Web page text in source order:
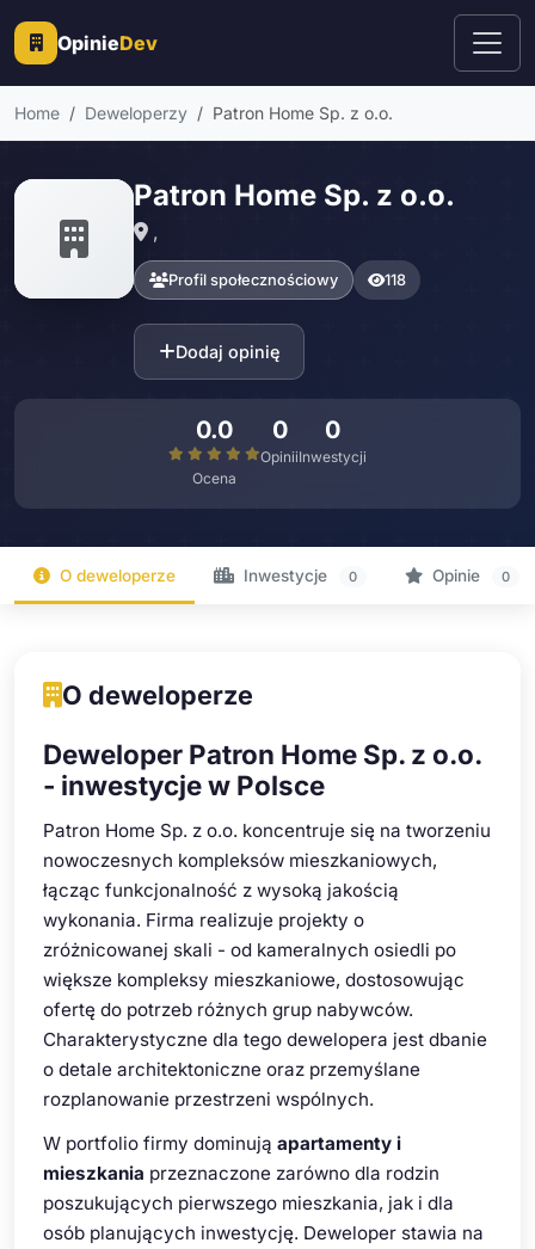
OpinieDev
Home Deweloperzy Patron Home Sp. z o.o.
Patron Home Sp. z o.o.
,
Profil społecznościowy 118
Dodaj opinię
0.0
Ocena
0
Opinii
0
Inwestycji
O deweloperze Inwestycje 0 Opinie 0
O deweloperze
Deweloper Patron Home Sp. z o.o.
- inwestycje w Polsce
Patron Home Sp. z o.o. koncentruje się na tworzeniu
nowoczesnych kompleksów mieszkaniowych,
łącząc funkcjonalność z wysoką jakością
wykonania. Firma realizuje projekty o
zróżnicowanej skali - od kameralnych osiedli po
większe kompleksy mieszkaniowe, dostosowując
ofertę do potrzeb różnych grup nabywców.
Charakterystyczne dla tego dewelopera jest dbanie
o detale architektoniczne oraz przemyślane
rozplanowanie przestrzeni wspólnych.
W portfolio firmy dominują apartamenty i
mieszkania przeznaczone zarówno dla rodzin
poszukujących pierwszego mieszkania, jak i dla
osób planujących inwestycję. Deweloper stawia na